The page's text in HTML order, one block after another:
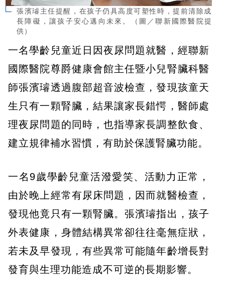
張濱璿主任提醒，在孩子仍具高度可塑性時，提前清除成
長障礙，讓孩子安心邁向未來。（圖／聯新國際醫院提
供）
一名學齡兒童近日因夜尿問題就醫，經聯新
國際醫院尊爵健康會館主任暨小兒腎臟科醫
師張濱璿透過腹部超音波檢查，發現孩童天
生只有一顆腎臟，結果讓家長錯愕，醫師處
理夜尿問題的同時，也指導家長調整飲食、
建立規律補水習慣，有助於保護腎臟功能。
一名9歲學齡兒童活潑愛笑、活動力正常，
由於晚上經常有尿床問題，因而就醫檢查，
發現他竟只有一顆腎臟。張濱璿指出，孩子
外表健康，身體結構異常卻往往毫無症狀，
若未及早發現，有些異常可能隨年齡增長對
發育與生理功能造成不可逆的長期影響。